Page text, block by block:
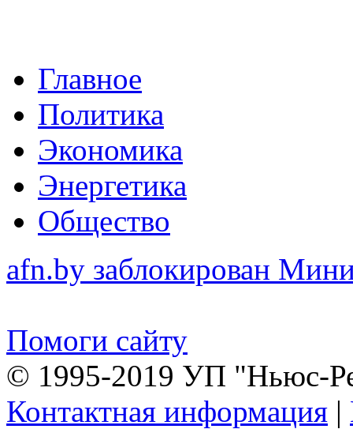
Главное
Политика
Экономика
Энергетика
Общество
afn.by заблокирован
Помоги сайту
© 1995-2019 УП "Ньюс-
Контактная информация |